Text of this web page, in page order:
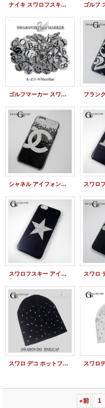
ナイキ スワロフスキー スニーカー スワロデコ
ゴルフマーカー スワロフスキー デザイン デコ
シャネル アイフォンケース スワロフスキー iphone
スワロフスキー アイフォンケース 星 スワロデコ
スワロ デコ ホットフィックス 帽子 ニットキャップ ビーニー
«前 1